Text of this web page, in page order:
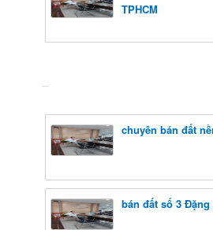
TPHCM
chuyên bán đất
bán đất số 3